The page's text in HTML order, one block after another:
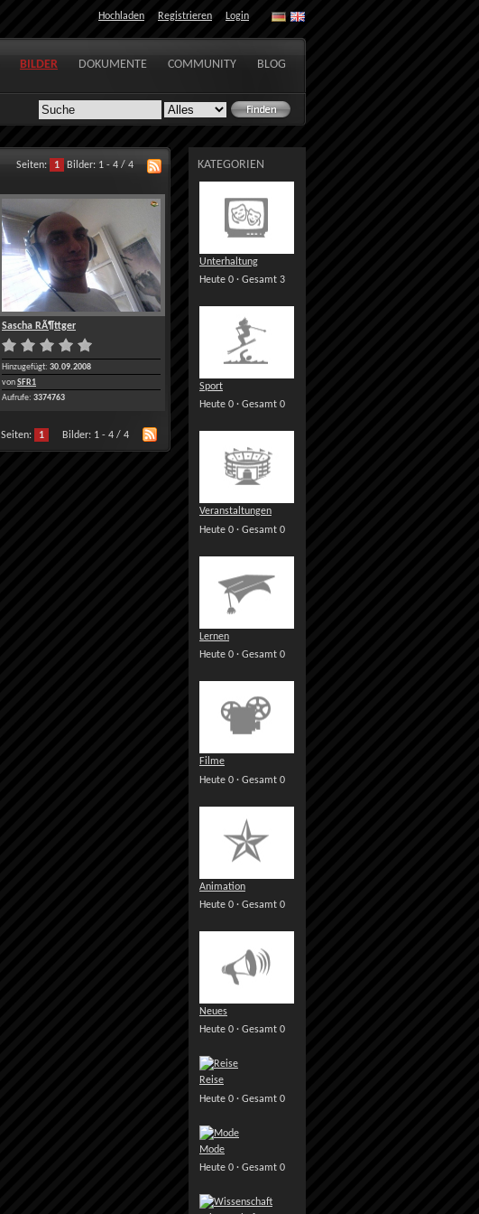
Hochladen Registrieren Login
BILDER DOKUMENTE COMMUNITY BLOG
Seiten: 1 Bilder: 1 - 4 / 4
Sascha RÃ¶ttger
Hinzugefügt: 30.09.2008
vonSFR1
Aufrufe: 3374763
Seiten: 1 Bilder: 1 - 4 / 4
KATEGORIEN
Unterhaltung
Heute 0 · Gesamt 3
Sport
Heute 0 · Gesamt 0
Veranstaltungen
Heute 0 · Gesamt 0
Lernen
Heute 0 · Gesamt 0
Filme
Heute 0 · Gesamt 0
Animation
Heute 0 · Gesamt 0
Neues
Heute 0 · Gesamt 0
Reise
Heute 0 · Gesamt 0
Mode
Heute 0 · Gesamt 0